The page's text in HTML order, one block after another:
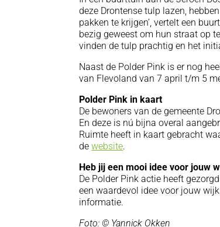
deze Drontense tulp lazen,
pakken te krijgen’, vertelt een
bezig geweest om hun straat op
vinden de tulp prachtig en het
Naast de Polder Pink is er nog
van Flevoland van 7 april t/m 5
Polder Pink in kaart
De bewoners van de gemeente
En deze is nú bijna overal
Ruimte heeft in kaart gebracht
dewebsite.
Heb jij een mooi idee voor jouw
De Polder Pink actie heeft
een waardevol idee voor jouw
informatie.
Foto: © Yannick Okken